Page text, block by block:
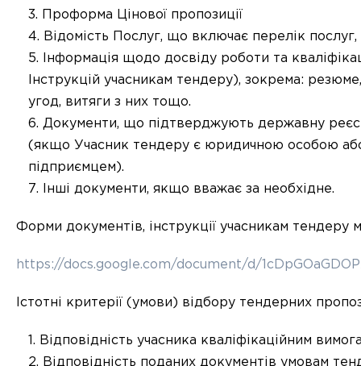
Проформа Цінової пропозиції
Відомість Послуг, що включає перелік
Інформація щодо досвіду роботи та
Інструкцій учасникам тендеру), зокрема:
угод, витяги з них тощо.
Документи, що підтверджують державну
(якщо Учасник тендеру є юридичною особою
підприємцем).
Інші документи, якщо вважає за необхідне.
Форми документів, інструкції учасникам тендеру
https://docs.google.com/document/d/
Істотні критерії (умови) відбору тендерних
Відповідність учасника кваліфікаційним
Відповідність поданих документів умовам